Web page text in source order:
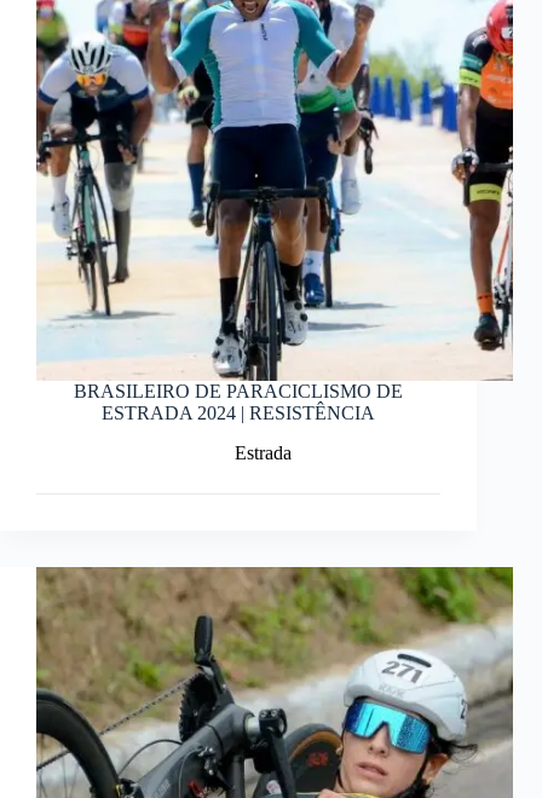
BRASILEIRO DE PARACICLISMO DE
ESTRADA 2024 | RESISTÊNCIA
Estrada